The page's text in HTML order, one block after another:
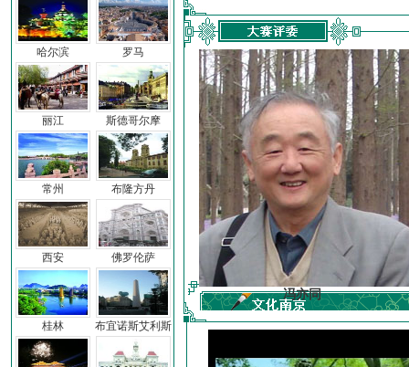
哈尔滨
丽江
常州
西安
桂林
罗马
斯德哥尔摩
布隆方丹
佛罗伦萨
布宜诺斯艾利斯
车前子 冯亦同